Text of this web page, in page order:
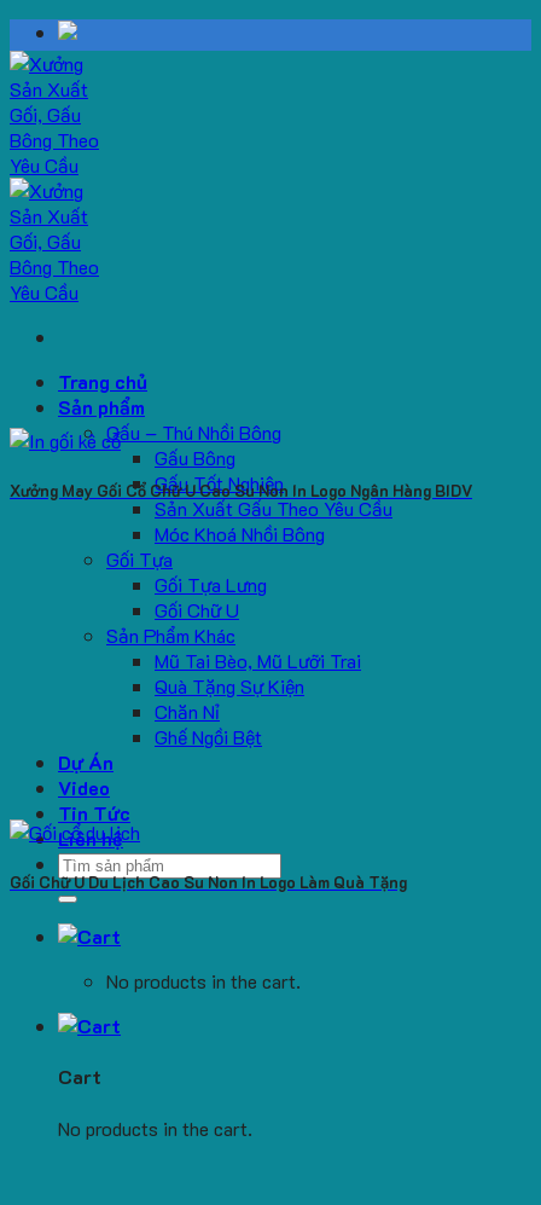
Skip
to
content
Trang chủ
Sản phẩm
Gấu – Thú Nhồi Bông
Gấu Bông
Gấu Tốt Nghiệp
Sản Xuất Gấu Theo Yêu Cầu
Móc Khoá Nhồi Bông
Gối Tựa
Gối Tựa Lưng
Gối Chữ U
Sản Phẩm Khác
Mũ Tai Bèo, Mũ Lưỡi Trai
Quà Tặng Sự Kiện
Chăn Nỉ
Ghế Ngồi Bệt
Dự Án
Video
Tin Tức
Liên hệ
Search
for:
No products in the cart.
Cart
No products in the cart.
Xưởng May Gối Cổ Chữ U Cao Su Non In Logo Ngân Hàng BIDV
Gối Chữ U Du Lịch Cao Su Non In Logo Làm Quà Tặng